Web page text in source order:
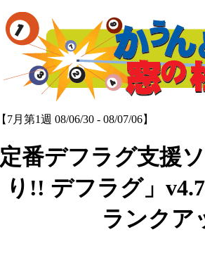
【7月第1週 08/06/30 - 08/07/06】
定番デフラグ支援
り!! デフラグ」
ランクア